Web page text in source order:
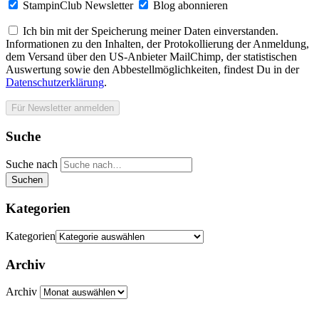
StampinClub Newsletter Blog abonnieren
Ich bin mit der Speicherung meiner Daten einverstanden.
Informationen zu den Inhalten, der Protokollierung der Anmeldung,
dem Versand über den US-Anbieter MailChimp, der statistischen
Auswertung sowie den Abbestellmöglichkeiten, findest Du in der
Datenschutzerklärung.
Suche
Suche nach
Suchen
Kategorien
Kategorien
Archiv
Archiv